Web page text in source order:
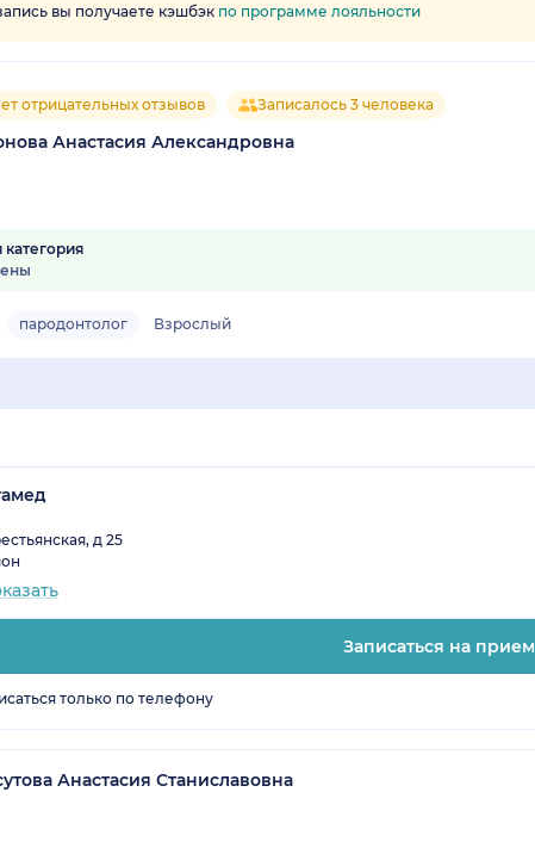
вы получаете кэшбэк по программе лояльности
отрицательных отзывов Записалось 3 человека
Анастасия Александровна
пародонтолог Взрослый
д 25
Записаться на прием
только по телефону
Анастасия Станиславовна